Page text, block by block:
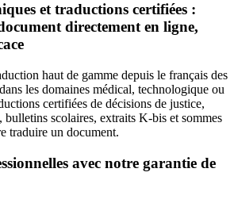
et traductions certifiées :
directement en ligne,
haut de gamme depuis le français des
les domaines médical, technologique ou
certifiées de décisions de justice,
bulletins scolaires, extraits K-bis et sommes
traduire un document.
avec notre garantie de